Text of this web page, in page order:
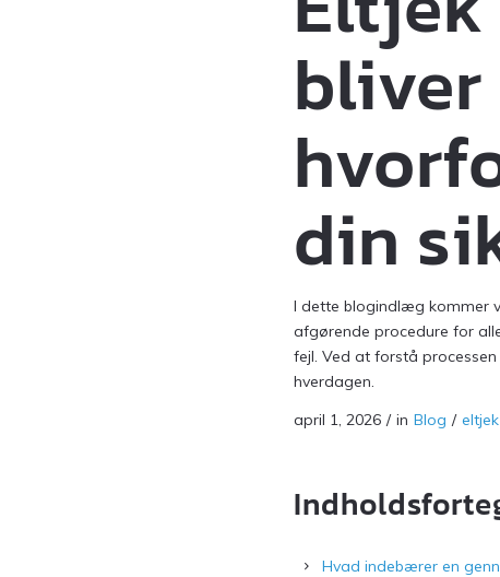
din
I dette blogindlæg kommer
afgørende procedure for
fejl. Ved at forstå
hverdagen.
april 1, 2026 / in Blog / eltjek
Hvad indebærer en